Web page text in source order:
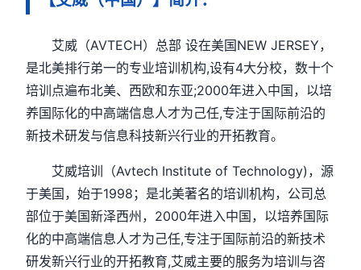
艾威（AVTECH）总部 设在美国NEW JERSEY，
是北美排行弟一的专业培训机构,设有4大分校，数十个
培训点遍布北美、西欧和东亚;2000年进入中国，以培
养国际化的中高端信息人才为己任,专注于国际前沿的
新技术研发与信息科技新兴行业的开拓教育。
艾威培训（Avtech Institute of Technology)，源
于美国，始于1998；是北美著名的培训机构，公司总
部位于美国新泽西州，2000年进入中国，以培养国际
化的中高端信息人才为己任,专注于国际前沿的新技术
研发新兴行业的开拓教育,艾威主要的服务为培训与咨